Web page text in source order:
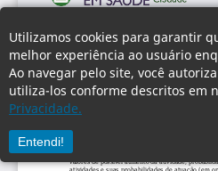
Utilizamos cookies para garantir
melhor experiência ao usuário
Ao navegar pelo site, você
utiliza-los conforme descritos em
Privacidade.
Entendi!